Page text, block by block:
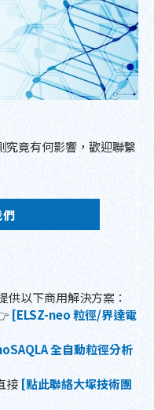
究竟有何影響，歡迎聯繫
供以下商用解決方案：
[ELSZ-neo 粒徑/界達電
全自動粒徑分析
接 [點此聯絡大塚技術團